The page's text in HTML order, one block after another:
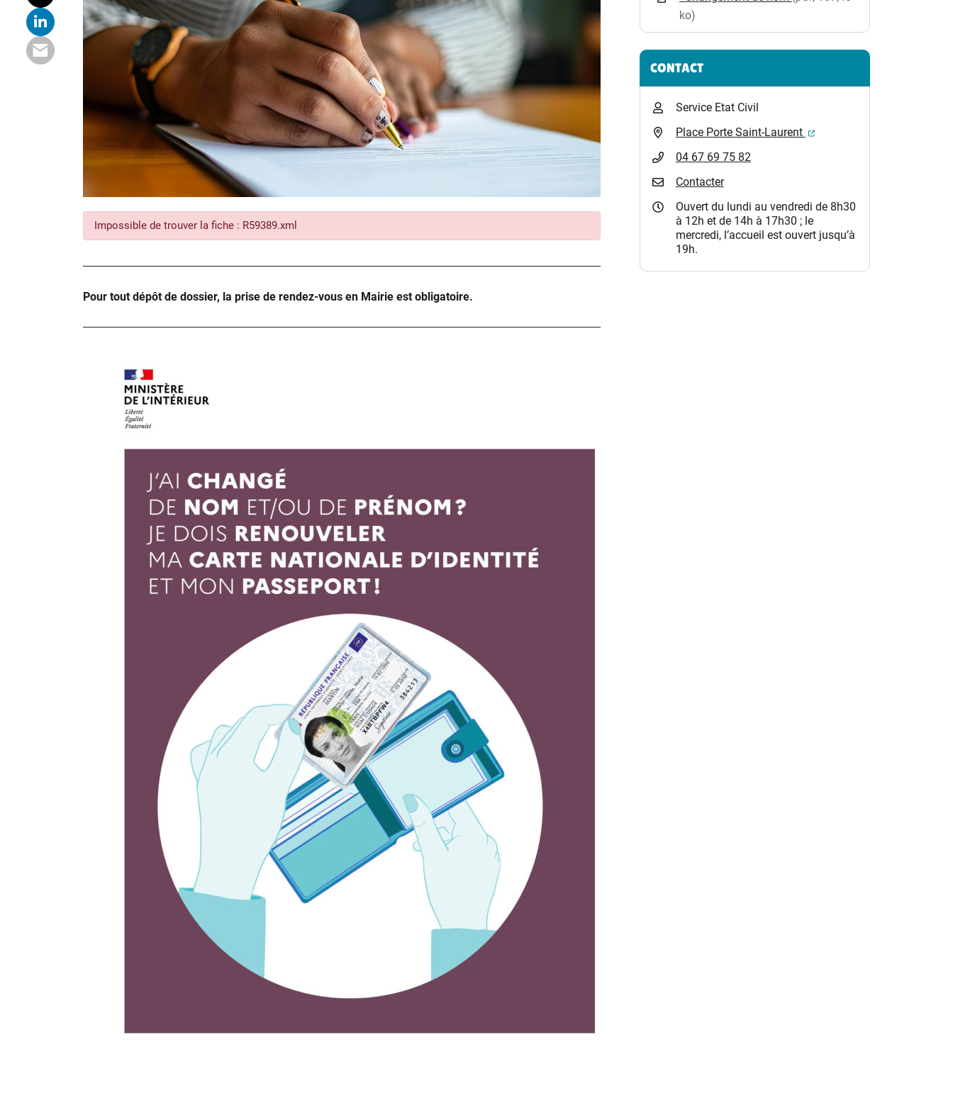
Impossible de trouver la fiche : R59389.xml
Pour tout dépôt de dossier, la prise de rendez-vous en Mairie est obligatoire.
ko)
CONTACT
Service Etat Civil
Place Porte Saint-Laurent
(ouverture dans un nouvel
04 67 69 75 82
Contacter
Ouvert du lundi au vendredi de 8h30
à 12h et de 14h à 17h30 ; le
mercredi, l’accueil est ouvert jusqu’à
19h.